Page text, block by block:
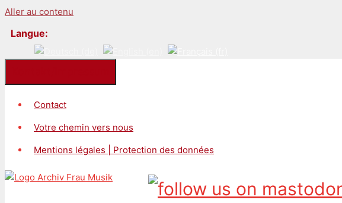
Aller au contenu
Langue:
Contact
Votre chemin vers nous
Mentions légales | Protection des données